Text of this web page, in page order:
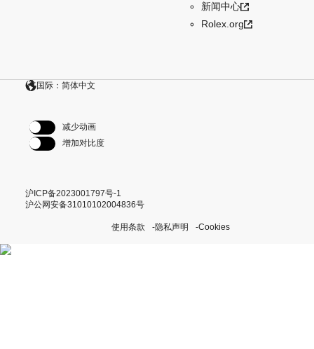
新闻中心
Rolex.org
国际：简体中文
减少动画
增加对比度
沪ICP备2023001797号-1
沪公网安备31010102004836号
使用条款 隐私声明 Cookies